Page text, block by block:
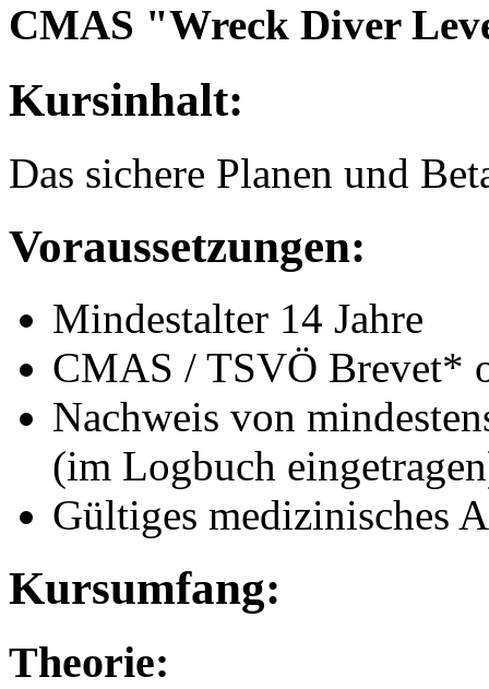
CMAS "Wreck Diver
Kursinhalt:
Das sichere Planen und
Voraussetzungen:
Mindestalter 14 Jahre
CMAS / TSVÖ Brevet*
Nachweis von
(im Logbuch
Gültiges medizinisches
Kursumfang:
Theorie: